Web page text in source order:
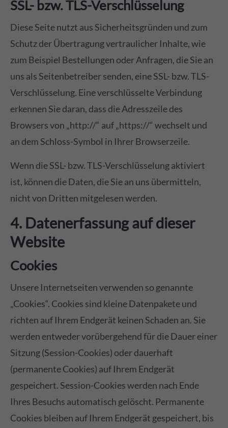
SSL- bzw. TLS-Verschlüsselung
Diese Seite nutzt aus Sicherheitsgründen und zum
Schutz der Übertragung vertraulicher Inhalte, wie
zum Beispiel Bestellungen oder Anfragen, die Sie an
uns als Seitenbetreiber senden, eine SSL- bzw. TLS-
Verschlüsselung. Eine verschlüsselte Verbindung
erkennen Sie daran, dass die Adresszeile des
Browsers von „http://“ auf „https://“ wechselt und
an dem Schloss-Symbol in Ihrer Browserzeile.
Wenn die SSL- bzw. TLS-Verschlüsselung aktiviert
ist, können die Daten, die Sie an uns übermitteln,
nicht von Dritten mitgelesen werden.
4. Datenerfassung auf dieser
Website
Cookies
Unsere Internetseiten verwenden so genannte
„Cookies“. Cookies sind kleine Datenpakete und
richten auf Ihrem Endgerät keinen Schaden an. Sie
werden entweder vorübergehend für die Dauer einer
Sitzung (Session-Cookies) oder dauerhaft
(permanente Cookies) auf Ihrem Endgerät
gespeichert. Session-Cookies werden nach Ende
Ihres Besuchs automatisch gelöscht. Permanente
Cookies bleiben auf Ihrem Endgerät gespeichert, bis